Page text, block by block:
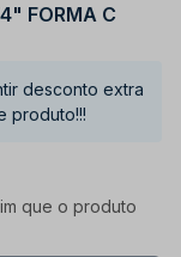
FORMA C
desconto extra
produto!!!
que o produto